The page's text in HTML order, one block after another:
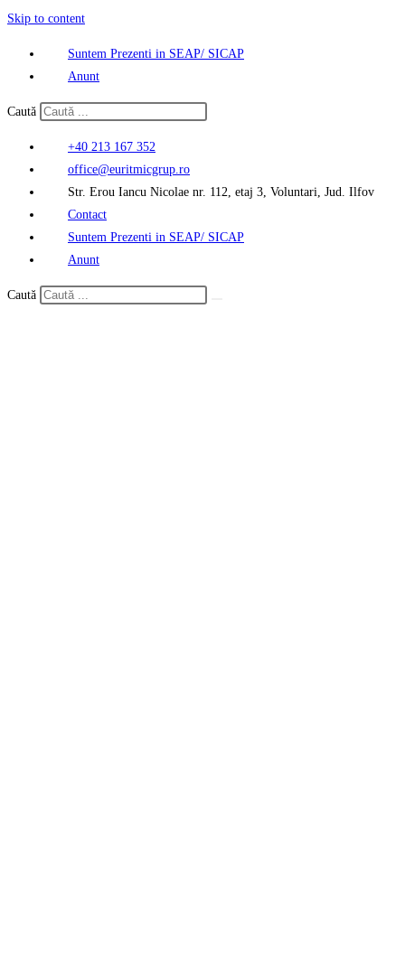
Skip to content
Suntem Prezenti in SEAP/ SICAP
Anunt
Caută
+40 213 167 352
office@euritmicgrup.ro
Str. Erou Iancu Nicolae nr. 112, etaj 3, Voluntari, Jud. Ilfov
Contact
Suntem Prezenti in SEAP/ SICAP
Anunt
Caută